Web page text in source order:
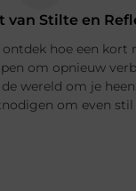
van Stilte en
hoe een kort
om opnieuw
wereld om je
om even stil